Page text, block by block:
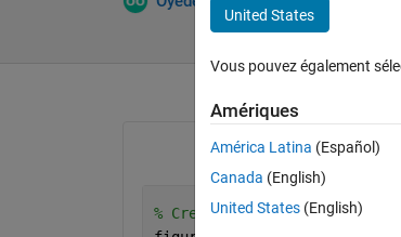
% Create plots for generator
United States
Vous pouvez également
Amériques
América Latina (Español)
Canada (English)
United States (English)